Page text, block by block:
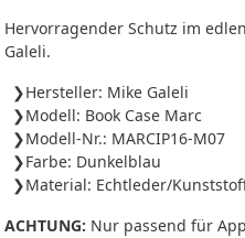
Hervorragender Schutz im
Galeli.
Hersteller: Mike Galeli
Modell: Book Case Marc
Modell-Nr.: MARCIP16-M07
Farbe: Dunkelblau
Material: Echtleder/
ACHTUNG: Nur passend für